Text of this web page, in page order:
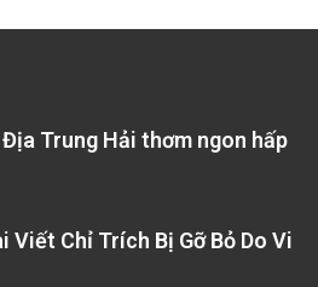
Trung Hải thơm ngon hấp
Viết Chỉ Trích Bị Gỡ Bỏ Do Vi